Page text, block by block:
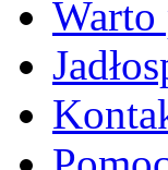
Warto